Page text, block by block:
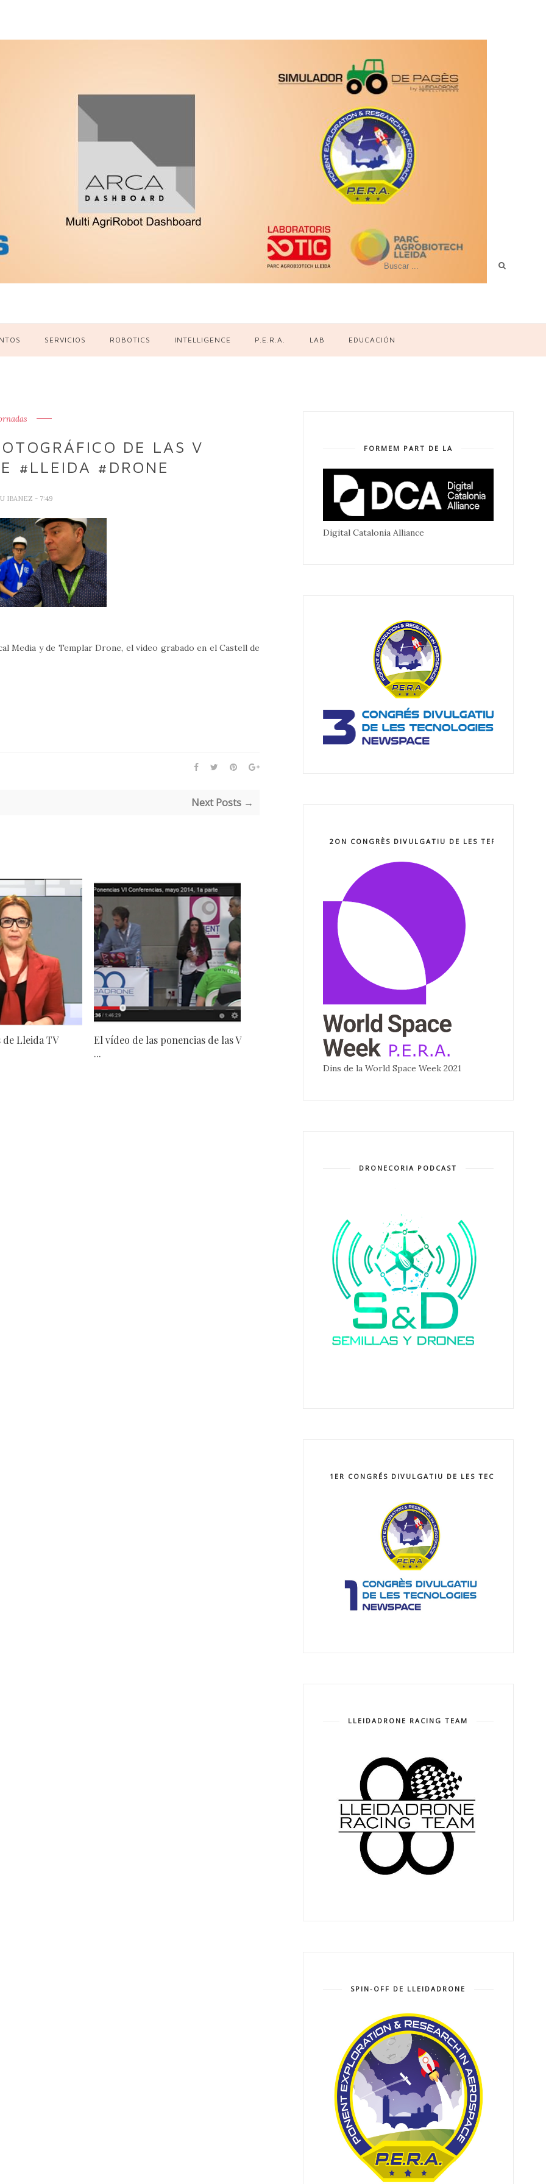
SERVICIOS ROBOTICS INTELLIGENCE P.E.R.A. LAB EDUCACIÓN
DE LAS V
#LLEIDA #DRONE
IBANEZ - 7:49
Media y de Templar Drone, el vídeo grabado en el Castell de
Next Posts →
Lleida TV
El vídeo de las ponencias de las V
...
FORMEM PART DE LA
Digital Catalonia Alliance
2ON CONGRÈS DIVULGATIU DE LES TERCNOLOGIES
Dins de la World Space Week 2021
DRONECORIA PODCAST
1ER CONGRÉS DIVULGATIU DE LES TECNOLOGIES
LLEIDADRONE RACING TEAM
SPIN-OFF DE LLEIDADRONE